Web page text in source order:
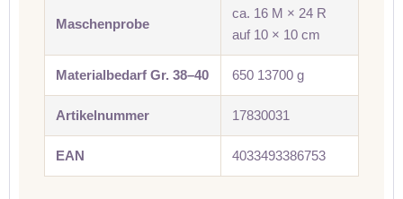
Maschenprobe
ca. 16 M × 24 R
auf 10 × 10 cm
Materialbedarf Gr. 38–40 650 13700 g
Artikelnummer 17830031
EAN 4033493386753